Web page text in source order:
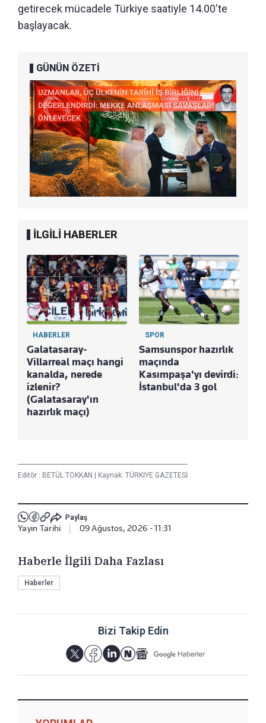
getirecek mücadele Türkiye saatiyle 14.00'te
başlayacak.
GÜNÜN ÖZETİ
İLGİLİ HABERLER
HABERLER
Galatasaray-
Villarreal maçı hangi
kanalda, nerede
izlenir?
(Galatasaray'ın
hazırlık maçı)
SPOR
Samsunspor hazırlık
maçında
Kasımpaşa'yı devirdi:
İstanbul'da 3 gol
Editör : BETÜL TOKKAN | Kaynak: TÜRKİYE GAZETESİ
Paylaş
Yayın Tarihi 09 Ağustos, 2026 - 11:31
Haberle İlgili Daha Fazlası
Haberler
Bizi Takip Edin